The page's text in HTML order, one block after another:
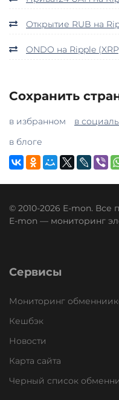
Открытие RUB на
ONDO на Ripple
Сохранить
в избранном в
в блоге
© 2010-2026 E-mon. Все
E-mon — мониторинг
Сервисы
Мониторинг
Кешбэк
Новости
Карта сайта
Черный список